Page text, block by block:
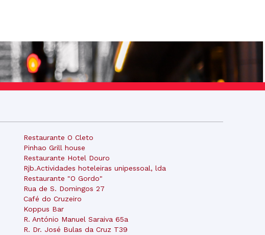
Restaurante O Cleto
Pinhao Grill house
Restaurante Hotel Douro
Rjb.Actividades hoteleiras unipessoal, lda
Restaurante "O Gordo"
Rua de S. Domingos 27
Café do Cruzeiro
Koppus Bar
R. António Manuel Saraiva 65a
R. Dr. José Bulas da Cruz T39